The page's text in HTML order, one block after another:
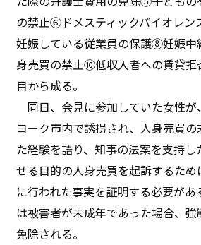
の禁止⑥ドメスティックバイオレ
妊娠している従業員の保護⑧妊娠
身売買の禁止⑩低収入者への賃貸
目から成る。
同日、会見に参加していた女性が
ヨーク市内で誘拐され、人身売買
た経験を語り、知事の法案を支持
せる目的の人身売買を起訴するた
に行われた事実を証明する必要が
は被害者が未成年であった場合、
免除される。